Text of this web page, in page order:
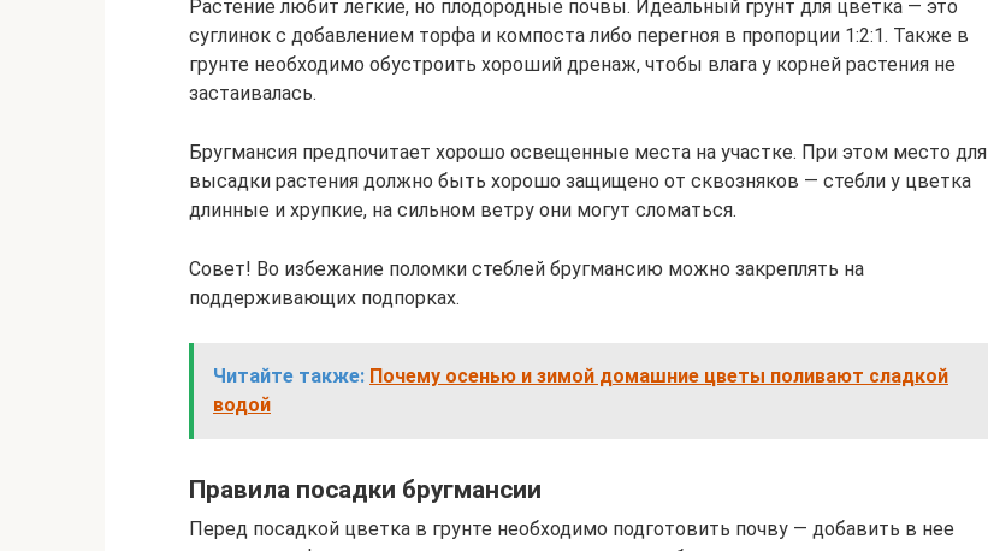
Растение любит легкие, но плодородные почвы. Идеальный грунт для цветка — это
суглинок с добавлением торфа и компоста либо перегноя в пропорции 1:2:1. Также в
грунте необходимо обустроить хороший дренаж, чтобы влага у корней растения не
застаивалась.
Бругмансия предпочитает хорошо освещенные места на участке. При этом место для
высадки растения должно быть хорошо защищено от сквозняков — стебли у цветка
длинные и хрупкие, на сильном ветру они могут сломаться.
Совет! Во избежание поломки стеблей бругмансию можно закреплять на
поддерживающих подпорках.
Читайте также: Почему осенью и зимой домашние цветы поливают сладкой
водой
Правила посадки бругмансии
Перед посадкой цветка в грунте необходимо подготовить почву — добавить в нее